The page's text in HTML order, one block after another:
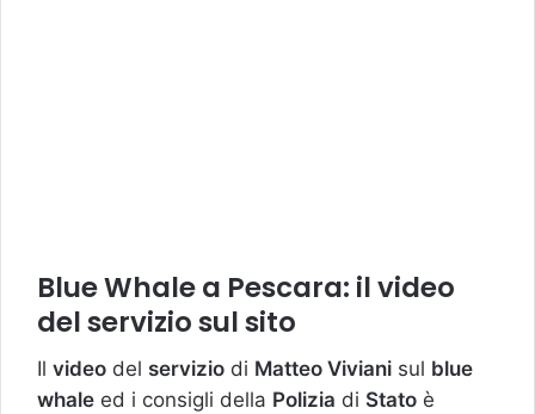
Blue Whale a Pescara: il video
del servizio sul sito
Il video del servizio di Matteo Viviani sul blue
whale ed i consigli della Polizia di Stato è